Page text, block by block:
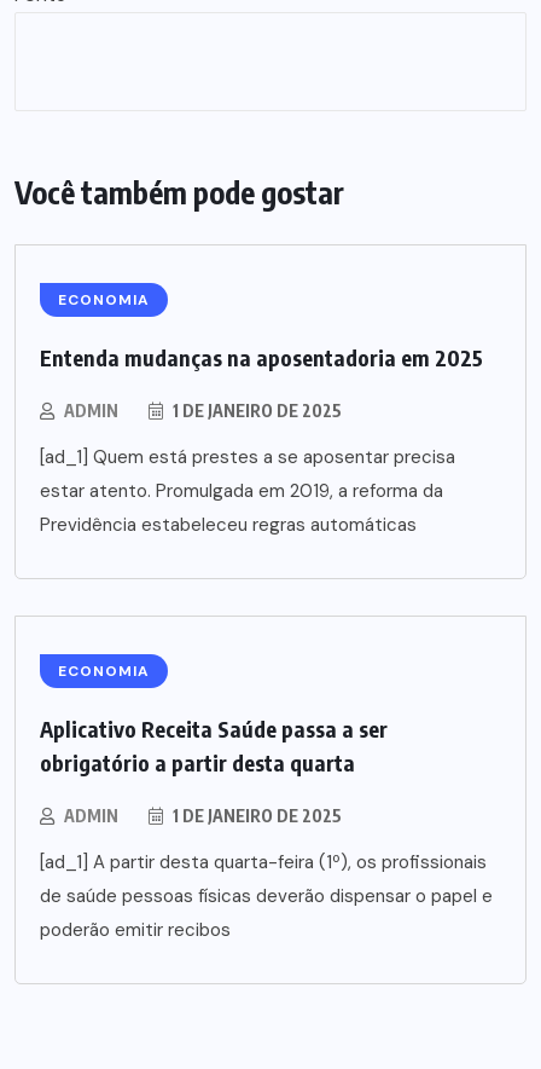
Você também pode gostar
ECONOMIA
Entenda mudanças na aposentadoria em 2025
ADMIN 1 DE JANEIRO DE 2025
[ad_1] Quem está prestes a se aposentar precisa
estar atento. Promulgada em 2019, a reforma da
Previdência estabeleceu regras automáticas
ECONOMIA
Aplicativo Receita Saúde passa a ser
obrigatório a partir desta quarta
ADMIN 1 DE JANEIRO DE 2025
[ad_1] A partir desta quarta-feira (1º), os profissionais
de saúde pessoas físicas deverão dispensar o papel e
poderão emitir recibos